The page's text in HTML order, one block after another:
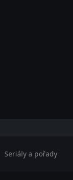
Seriály a pořady